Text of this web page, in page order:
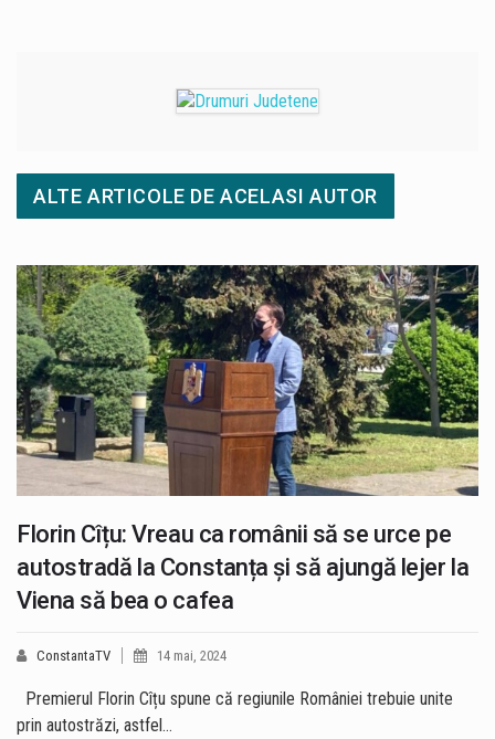
ALTE ARTICOLE DE ACELASI AUTOR
Florin Cîțu: Vreau ca românii să se urce pe
autostradă la Constanța și să ajungă lejer la
Viena să bea o cafea
ConstantaTV 14 mai, 2024
Premierul Florin Cîțu spune că regiunile României trebuie unite
prin autostrăzi, astfel…